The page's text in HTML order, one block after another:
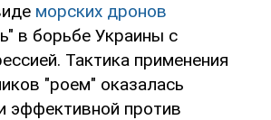
морских дронов
в борьбе Украины с
Тактика применения
"роем" оказалась
эффективной против